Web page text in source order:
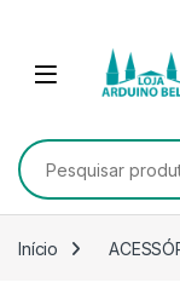
Pesquisar por:
Início